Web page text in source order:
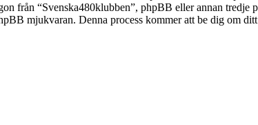
från “Svenska480klubben”, phpBB eller annan tredje
mjukvaran. Denna process kommer att be dig om